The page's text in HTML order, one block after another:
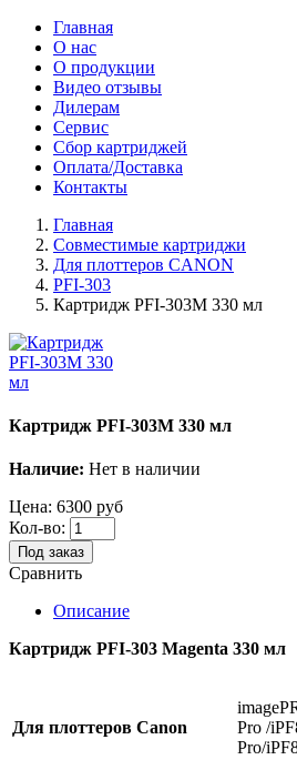
Главная
О нас
О продукции
Видео отзывы
Дилерам
Сервис
Сбор картриджей
Оплата/Доставка
Контакты
Главная
Совместимые картриджи
Для плоттеров CANON
PFI-303
Картридж PFI-303M 330 мл
Картридж PFI-303M 330 мл
Наличие: Нет в наличии
Цена: 6300 руб
Кол-во:
Под заказ
Сравнить
Описание
Картридж PFI-303 Magenta 330 мл
Для плоттеров Canon
Pro /
Pro/